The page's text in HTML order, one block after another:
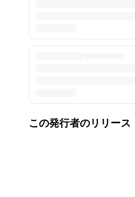
この発行者のリリース